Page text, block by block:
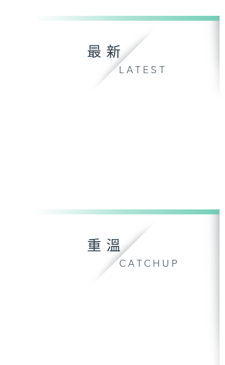
最新
LATEST
重溫
CATCHUP